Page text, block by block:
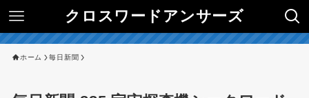
クロスワードアンサーズ
ホーム 毎日新聞